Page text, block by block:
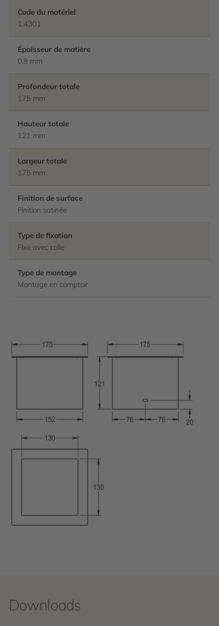
Code du matériel
1.4301
Épaisseur de matière
0,8 mm
Profondeur totale
175 mm
Hauteur totale
121 mm
Largeur totale
175 mm
Finition de surface
Finition satinée
Type de fixation
Fixé avec colle
Type de montage
Montage en comptoir
Downloads